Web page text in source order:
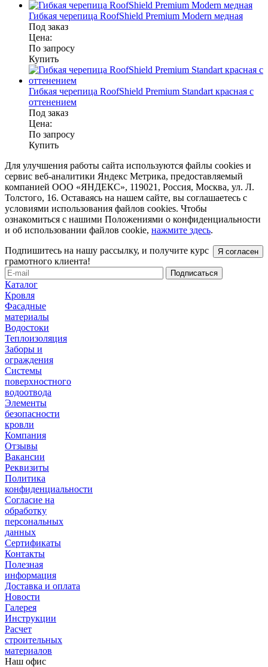
Гибкая черепица RoofShield Premium Modern медная
Под заказ
Цена:
По запросу
Купить
Гибкая черепица RoofShield Premium Standart красная с
оттенением
Под заказ
Цена:
По запросу
Купить
Для улучшения работы сайта используются файлы cookies и
сервис веб-аналитики Яндекс Метрика, предоставляемый
компанией ООО «ЯНДЕКС», 119021, Россия, Москва, ул. Л.
Толстого, 16. Оставаясь на нашем сайте, вы соглашаетесь с
условиями использования файлов cookies. Чтобы
ознакомиться с нашими Положениями о конфиденциальности
и об использовании файлов cookie, нажмите здесь.
Я согласен
Подпишитесь на нашу рассылку, и получите курс
грамотного клиента!
Каталог
Кровля
Фасадные
материалы
Водостоки
Теплоизоляция
Заборы и
ограждения
Системы
поверхностного
водоотвода
Элементы
безопасности
кровли
Компания
Отзывы
Вакансии
Реквизиты
Политика
конфиденциальности
Согласие на
обработку
персональных
данных
Сертификаты
Контакты
Полезная
информация
Доставка и оплата
Новости
Галерея
Инструкции
Расчет
строительных
материалов
Наш офис